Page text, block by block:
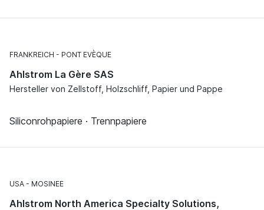
FRANKREICH PONT EVÈQUE
Ahlstrom La Gère SAS
Hersteller von Zellstoff, Holzschliff, Papier und Pappe
Siliconrohpapiere · Trennpapiere
USA MOSINEE
Ahlstrom North America Specialty Solutions,